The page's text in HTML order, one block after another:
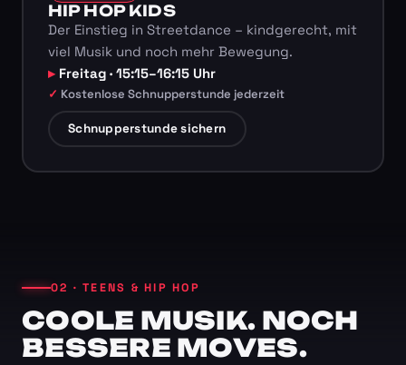
HIP HOP KIDS
Der Einstieg in Streetdance – kindgerecht, mit
viel Musik und noch mehr Bewegung.
Freitag · 15:15–16:15 Uhr
Kostenlose Schnupperstunde jederzeit
Schnupperstunde sichern
02 · TEENS & HIP HOP
COOLE MUSIK. NOCH
BESSERE MOVES.